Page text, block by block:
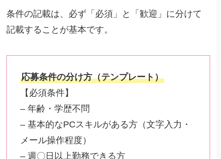
条件の記載は、必ず「必須」と「歓迎」に分けて
記載することが基本です。
応募条件の分け方（テンプレート）
【必須条件】
– 年齢・学歴不問
– 基本的なPCスキルがある方（文字入力・
メール操作程度）
– 週〇日以上勤務できる方